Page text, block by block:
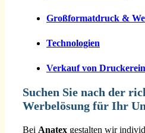
Großformatdruck &
Technologien
Verkauf von
Suchen Sie nach der
Werbelösung für Ihr
Bei Anatex gestalten wir